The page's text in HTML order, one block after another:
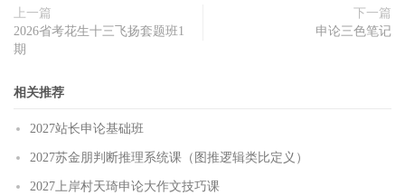
上一篇
2026省考花生十三飞扬套题班1
期
下一篇
申论三色笔记
相关推荐
2027站长申论基础班
2027苏金朋判断推理系统课（图推逻辑类比定义）
2027上岸村天琦申论大作文技巧课